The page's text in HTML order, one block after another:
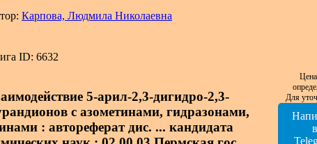
Карпова, Людмила Николаевна
ID: 6632
5-арил-2,3-дигидро-2,3-
с азометинами, гидразонами,
: автореферат дис. ... кандидата
Для
в